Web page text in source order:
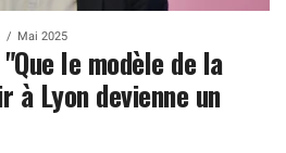
Mai 2025
le modèle de la
à Lyon devienne un